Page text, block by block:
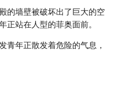
的墙壁被破坏出了巨大的空
正站在人型的菲奥面前。
青年正散发着危险的气息，